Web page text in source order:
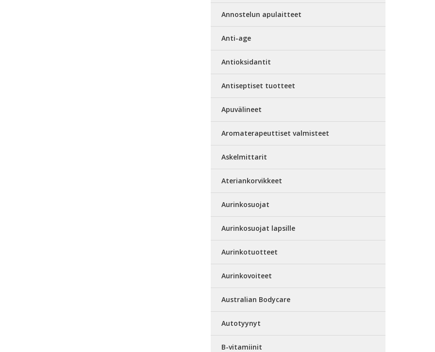
Annostelun apulaitteet
Anti-age
Antioksidantit
Antiseptiset tuotteet
Apuvälineet
Aromaterapeuttiset valmisteet
Askelmittarit
Ateriankorvikkeet
Aurinkosuojat
Aurinkosuojat lapsille
Aurinkotuotteet
Aurinkovoiteet
Australian Bodycare
Autotyynyt
B-vitamiinit